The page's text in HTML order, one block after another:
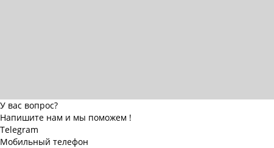
У вас вопрос?
Напишите нам и мы поможем !
Telegram
Мобильный телефон